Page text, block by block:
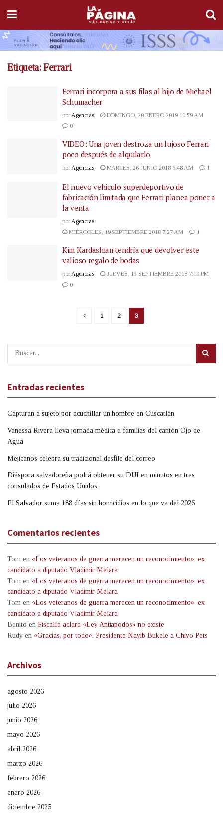
Etiqueta:Ferrari
Ferrari incorpora a sus filas al hijo de Michael
Schumacher
por Agencias
DOMINGO, 20 ENERO 2019 10:59 AM
0
VIDEO: Una joven destroza un lujoso Ferrari
poco después de alquilarlo
por Agencias MARTES, 26 JUNIO 2018 6:48 AM 1
El nuevo vehiculo superdeportivo de
fabricación limitada que Ferrari planea poner a
la venta
porAgencias
MIÉRCOLES, 19 SEPTIEMBRE 2018 7:27 AM
1
Kim Kardashian tendría que devolver este
valioso regalo de bodas
porAgencias
JUEVES, 13 SEPTIEMBRE 2018 7:19 PM
0
1 2 3
Entradas recientes
Capturan a sujeto por acuchillar un hombre en Cuscatlán
Vanessa Rivera lleva jornada médica a familias del cantón Ojo de
Agua
Mejicanos celebra su tradicional desfile del correo
Diáspora salvadoreña podrá obtener su DUI en minutos en tres
consulados de Estados Unidos
El Salvador suma 188 días sin homicidios en lo que va del 2026
Comentarios recientes
Tom en «Los veteranos de guerra merecen un reconocimiento»: ex
candidato a diputado Vladimir Melara
Tom en «Los veteranos de guerra merecen un reconocimiento»: ex
candidato a diputado Vladimir Melara
Tom en «Los veteranos de guerra merecen un reconocimiento»: ex
candidato a diputado Vladimir Melara
Benito en Fiscalía aclara «Ley Antiapodos» no existe
Rudy en «Gracias, por todo»: Presidente Nayib Bukele a Chivo Pets
Archivos
agosto 2026
julio 2026
junio 2026
mayo 2026
abril 2026
marzo 2026
febrero 2026
enero 2026
diciembre 2025